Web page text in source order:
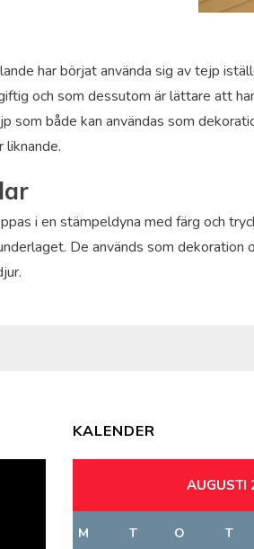
har börjat använda sig av tejp
och som dessutom är lättare att
som både kan användas som
liknande.
i en stämpeldyna med färg och
De används som
KALENDER
AUGUSTI
M T O T